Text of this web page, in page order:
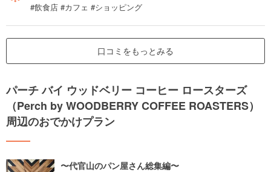
#飲食店 #カフェ #ショッピング
口コミをもっとみる
パーチ バイ ウッドベリー コーヒー ロースターズ
（Perch by WOODBERRY COFFEE ROASTERS）
周辺のおでかけプラン
〜代官山のパン屋さん総集編〜